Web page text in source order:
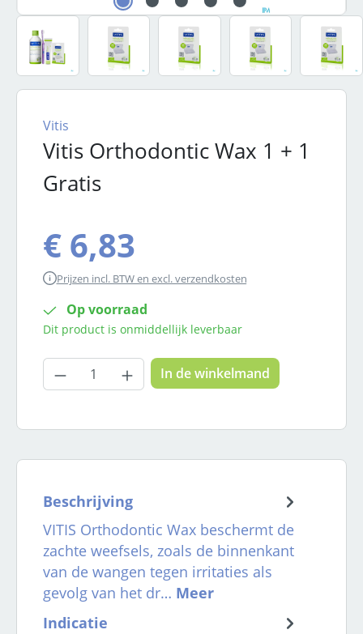
Vitis Orthodontic Wax 1 + 1
Gratis
Vitis
€ 6,83
Prijzen incl. BTW en excl. verzendkosten
Op voorraad
Dit product is onmiddellijk leverbaar
Producthoeveelheid: Voer de
In de winkelmand
Beschrijving
VITIS Orthodontic Wax beschermt de
zachte weefsels, zoals de binnenkant
van de wangen tegen irritaties als
gevolg van het dr… Meer
Indicatie